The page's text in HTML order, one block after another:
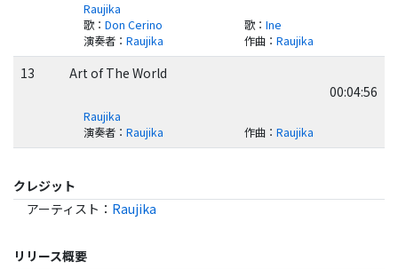
Raujika
歌： Don Cerino 歌： Ine
演奏者： Raujika 作曲： Raujika
13
Art of The World
00:04:56
Raujika
演奏者： Raujika 作曲： Raujika
クレジット
アーティスト ： Raujika
リリース概要